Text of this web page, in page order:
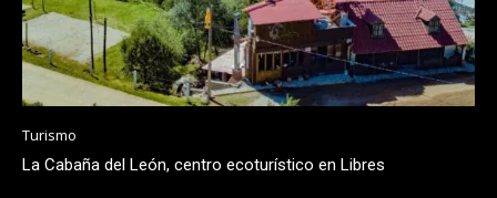
Turismo
La Cabaña del León, centro ecoturístico en Libres